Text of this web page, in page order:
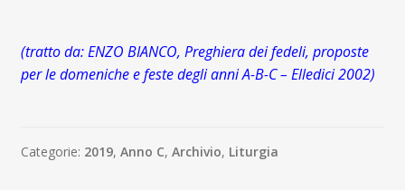
(tratto da: ENZO BIANCO, Preghiera dei fedeli, proposte
per le domeniche e feste degli anni A-B-C – Elledici 2002)
Categorie: 2019, Anno C, Archivio, Liturgia